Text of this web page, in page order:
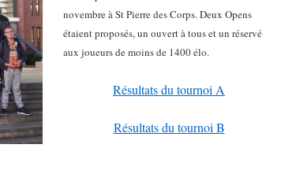
novembre à St Pierre des Corps. Deux Opens
étaient proposés, un ouvert à tous et un réservé
aux joueurs de moins de 1400 élo.
Résultats du tournoi A
Résultats du tournoi B